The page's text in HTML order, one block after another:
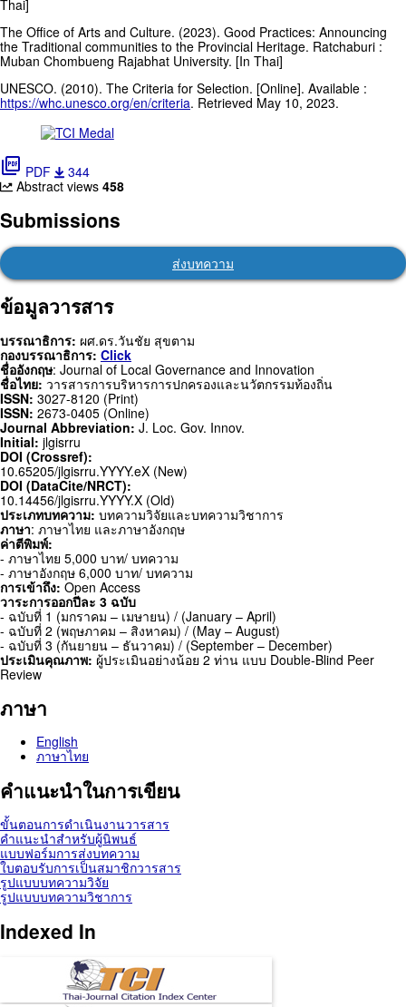
Thai]
The Office of Arts and Culture. (2023). Good Practices: Announcing
the Traditional communities to the Provincial Heritage. Ratchaburi :
Muban Chombueng Rajabhat University. [In Thai]
UNESCO. (2010). The Criteria for Selection. [Online]. Available :
https://whc.unesco.org/en/criteria. Retrieved May 10, 2023.
picture_as_pdf PDF
344
Abstract views 458
Submissions
ส่งบทความ
ข้อมูลวารสาร
บรรณาธิการ: ผศ.ดร.วันชัย สุขตาม
กองบรรณาธิการ: Click
ชื่ออังกฤษ: Journal of Local Governance and Innovation
ชื่อไทย:วารสารการบริหารการปกครองและนวัตกรรมท้องถิ่น
ISSN: 3027-8120 (Print)
ISSN: 2673-0405 (Online)
Journal Abbreviation: J. Loc. Gov. Innov.
Initial: jlgisrru
DOI (Crossref):
10.65205/jlgisrru.YYYY.eX (New)
DOI (DataCite/NRCT):
10.14456/jlgisrru.YYYY.X (Old)
ประเภทบทความ: บทความวิจัยและบทความวิชาการ
ภาษา: ภาษาไทย และภาษาอังกฤษ
ค่าตีพิมพ์:
- ภาษาไทย 5,000 บาท/ บทความ
- ภาษาอังกฤษ 6,000 บาท/ บทความ
การเข้าถึง: Open Access
วาระการออกปีละ 3 ฉบับ
- ฉบับที่ 1 (มกราคม – เมษายน) / (January – April)
- ฉบับที่ 2 (พฤษภาคม – สิงหาคม) / (May – August)
- ฉบับที่ 3 (กันยายน – ธันวาคม) / (September – December)
ประเมินคุณภาพ: ผู้ประเมินอย่างน้อย 2 ท่าน แบบ Double-Blind Peer
Review
ภาษา
English
ภาษาไทย
คำแนะนำในการเขียน
ขั้นตอนการดำเนินงานวารสาร
คำแนะนำสำหรับผู้นิพนธ์
แบบฟอร์มการส่งบทความ
ใบตอบรับการเป็นสมาชิกวารสาร
รูปแบบบทความวิจัย
รูปแบบบทความวิชาการ
Indexed In